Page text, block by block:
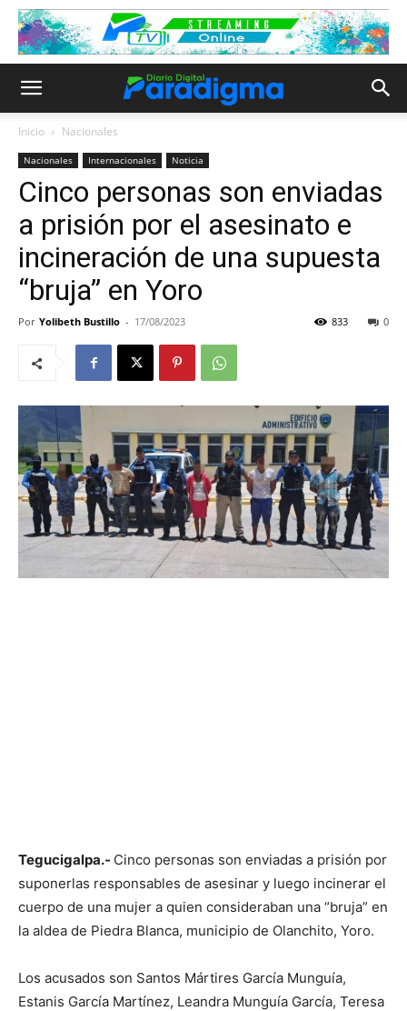
Inicio Nacionales
Nacionales Internacionales Noticia
Cinco personas son enviadas
a prisión por el asesinato e
incineración de una supuesta
“bruja” en Yoro
Por Yolibeth Bustillo - 17/08/2023 0
833
Tegucigalpa.- Cinco personas son enviadas a prisión por
suponerlas responsables de asesinar y luego incinerar el
cuerpo de una mujer a quien consideraban una “bruja” en
la aldea de Piedra Blanca, municipio de Olanchito, Yoro.
Los acusados son Santos Mártires García Munguía,
Estanis García Martínez, Leandra Munguía García, Teresa